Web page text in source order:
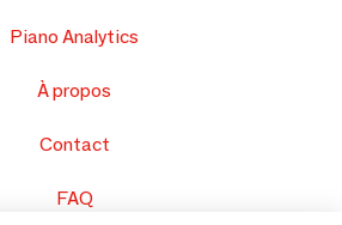
Piano Analytics
À propos
Contact
FAQ